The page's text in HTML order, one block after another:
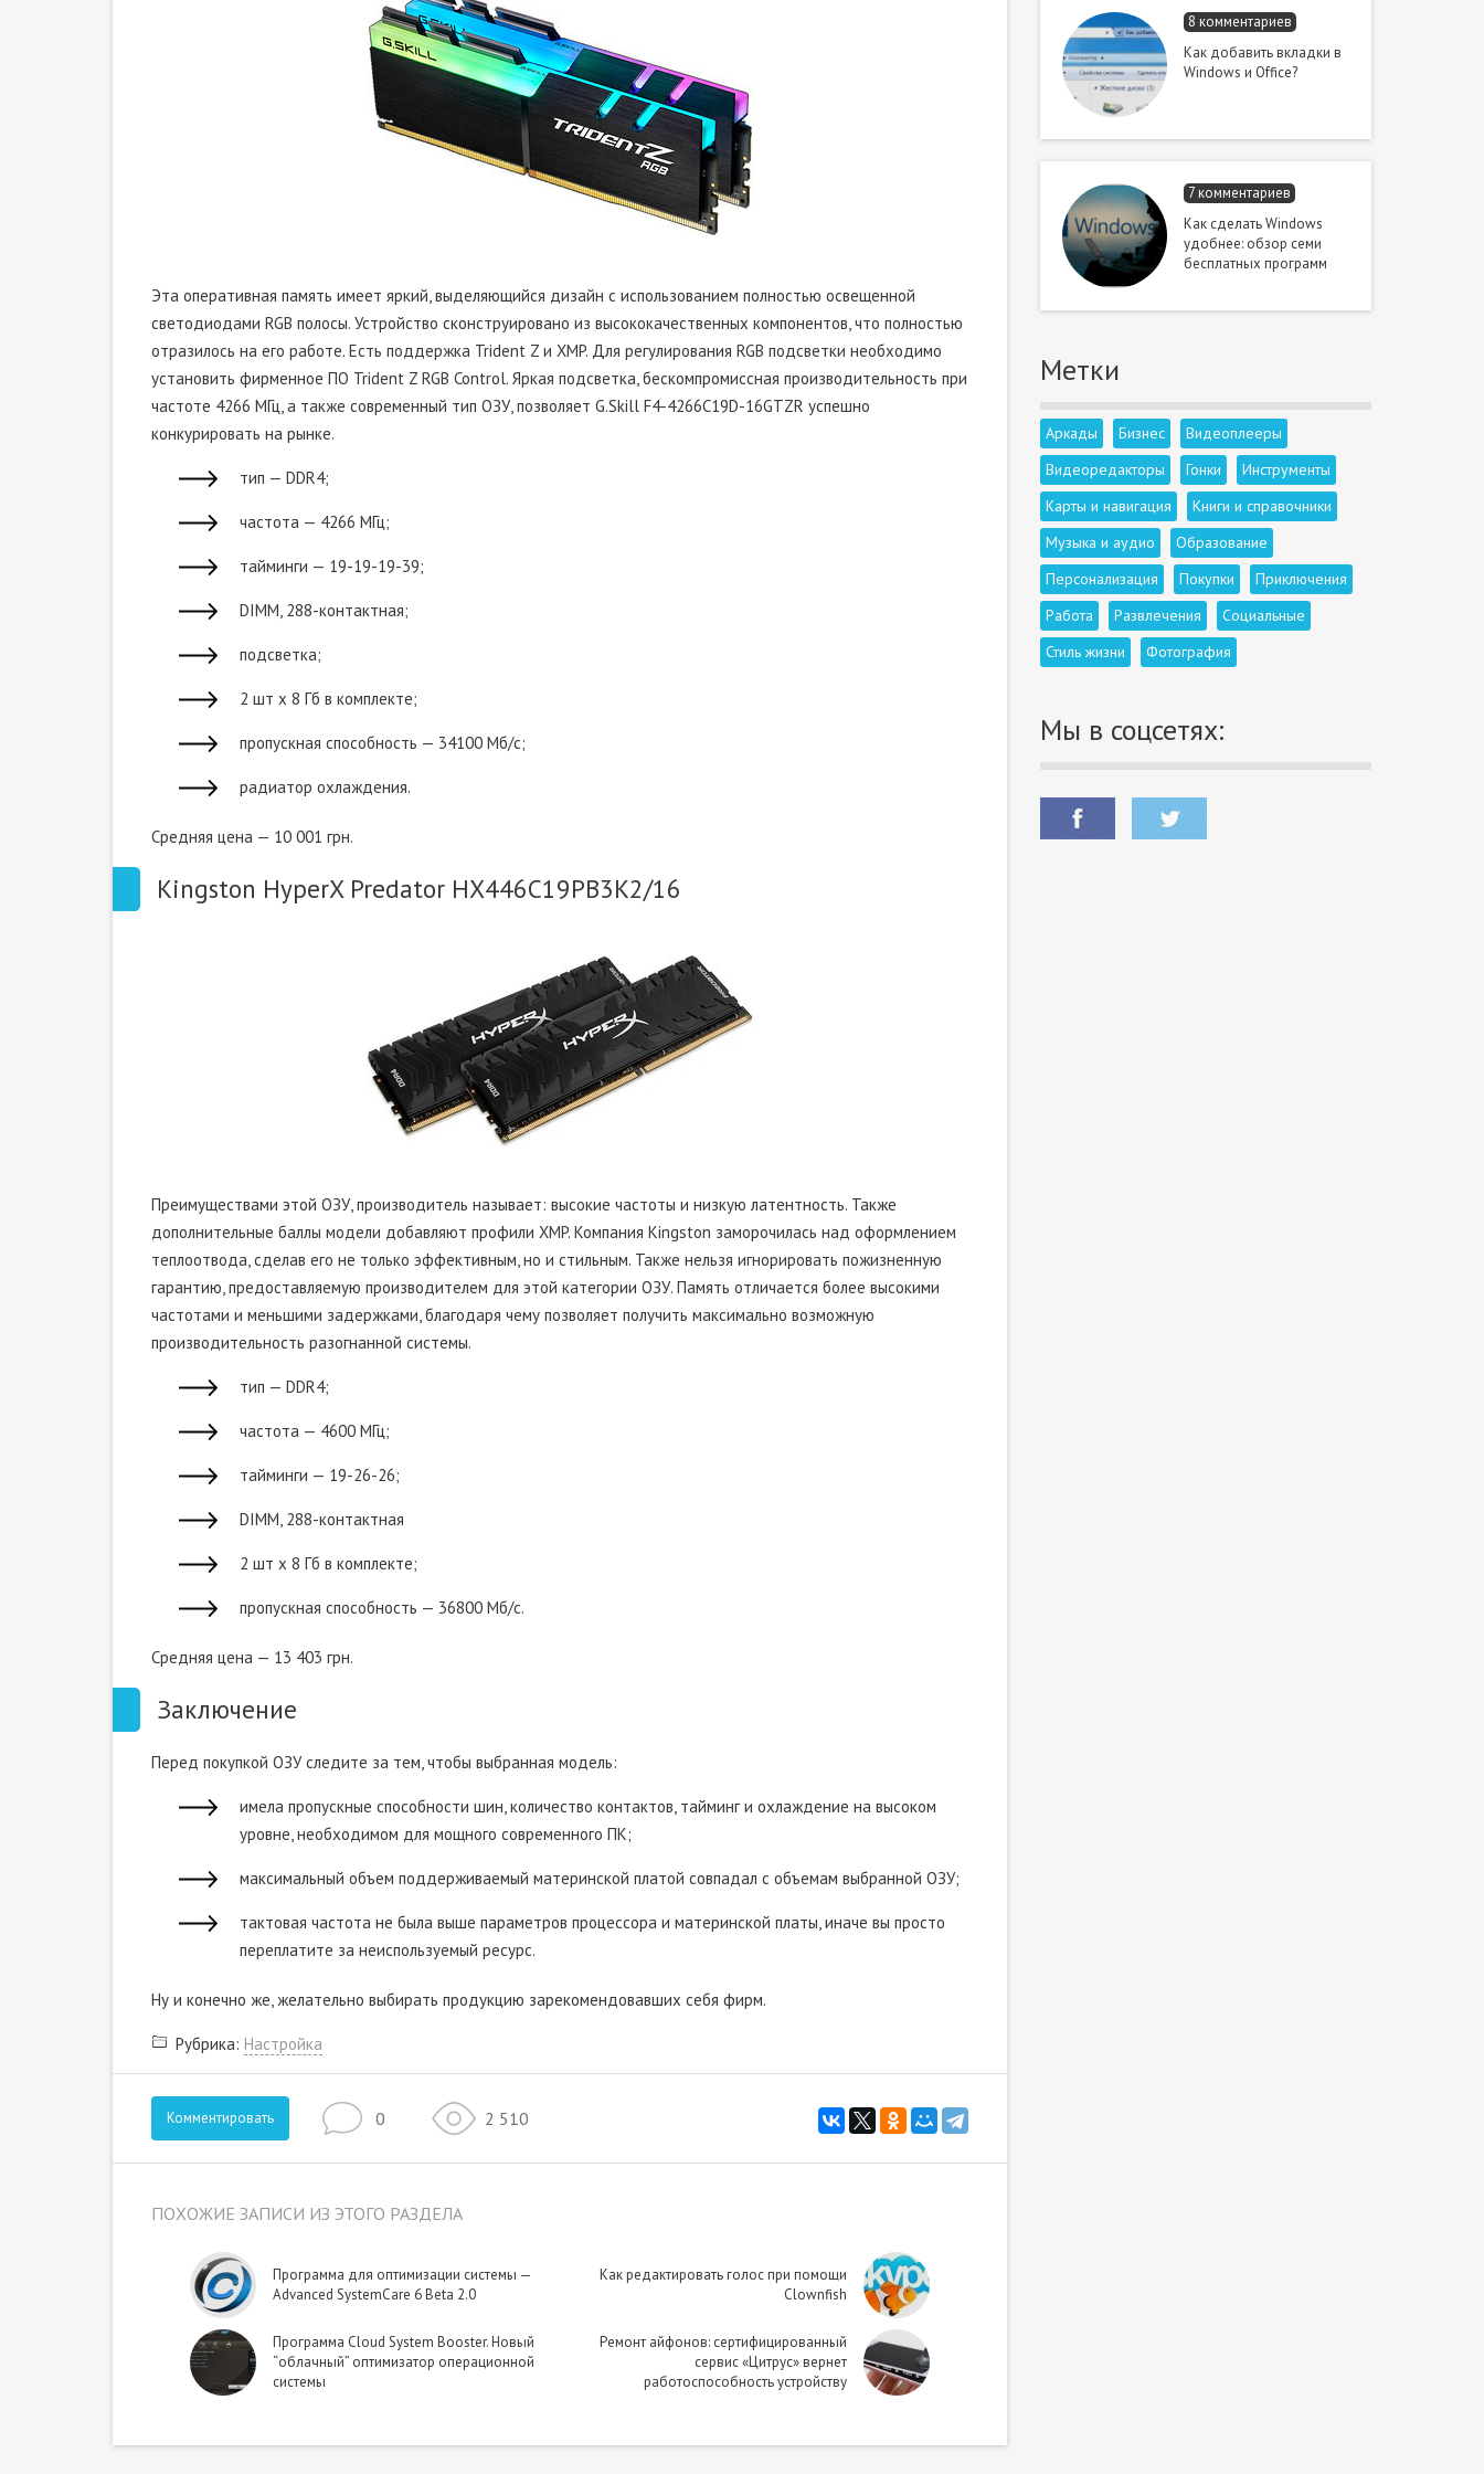
Эта оперативная память имеет яркий, выделяющийся дизайн с использованием полностью освещенной
светодиодами RGB полосы. Устройство сконструировано из высококачественных компонентов, что полностью
отразилось на его работе. Есть поддержка Trident Z и XMP. Для регулирования RGB подсветки необходимо
установить фирменное ПО Trident Z RGB Control. Яркая подсветка, бескомпромиссная производительность при
частоте 4266 МГц, а также современный тип ОЗУ, позволяет G.Skill F4-4266C19D-16GTZR успешно
конкурировать на рынке.
тип — DDR4;
частота — 4266 МГц;
тайминги — 19-19-19-39;
DIMM, 288-контактная;
подсветка;
2 шт х 8 Гб в комплекте;
пропускная способность — 34100 Мб/с;
радиатор охлаждения.
Средняя цена — 10 001 грн.
Kingston HyperX Predator HX446C19PB3K2/16
Преимуществами этой ОЗУ, производитель называет: высокие частоты и низкую латентность. Также
дополнительные баллы модели добавляют профили XMP. Компания Kingston заморочилась над оформлением
теплоотвода, сделав его не только эффективным, но и стильным. Также нельзя игнорировать пожизненную
гарантию, предоставляемую производителем для этой категории ОЗУ. Память отличается более высокими
частотами и меньшими задержками, благодаря чему позволяет получить максимально возможную
производительность разогнанной системы.
тип — DDR4;
частота — 4600 МГц;
тайминги — 19-26-26;
DIMM, 288-контактная
2 шт х 8 Гб в комплекте;
пропускная способность — 36800 Мб/с.
Средняя цена — 13 403 грн.
Заключение
Перед покупкой ОЗУ следите за тем, чтобы выбранная модель:
имела пропускные способности шин, количество контактов, тайминг и охлаждение на высоком
уровне, необходимом для мощного современного ПК;
максимальный объем поддерживаемый материнской платой совпадал с объемам выбранной ОЗУ;
тактовая частота не была выше параметров процессора и материнской платы, иначе вы просто
переплатите за неиспользуемый ресурс.
Ну и конечно же, желательно выбирать продукцию зарекомендовавших себя фирм.
Рубрика: Настройка
Комментировать 0 2 510
ПОХОЖИЕ ЗАПИСИ ИЗ ЭТОГО РАЗДЕЛА
Программа для оптимизации системы —
Advanced SystemCare 6 Beta 2.0
Как редактировать голос при помощи
Clownfish
Программа Cloud System Booster. Новый
“облачный” оптимизатор операционной
системы
Ремонт айфонов: сертифицированный
сервис «Цитрус» вернет
работоспособность устройству
8 комментариев
Как добавить вкладки в
Windows и Office?
7 комментариев
Как сделать Windows
удобнее: обзор семи
бесплатных программ
Метки
Аркады Бизнес
Видеоплееры
Видеоредакторы
Гонки
Инструменты
Карты и навигация
Книги и справочники
Музыка и аудио
Образование
Персонализация
Покупки
Приключения
Работа
Развлечения
Социальные
Стиль жизни
Фотография
Мы в соцсетях: